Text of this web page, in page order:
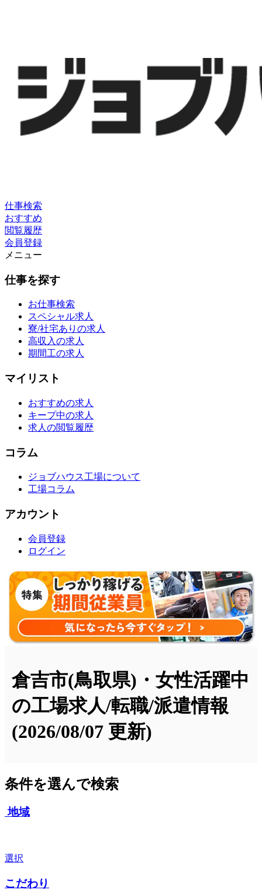
仕事検索
おすすめ
閲覧履歴
会員登録
メニュー
仕事を探す
お仕事検索
スペシャル求人
寮/社宅ありの求人
高収入の求人
期間工の求人
マイリスト
おすすめの求人
キープ中の求人
求人の閲覧履歴
コラム
ジョブハウス工場について
工場コラム
アカウント
会員登録
ログイン
倉吉市(鳥取県)・女性活躍中
の工場求人/転職/派遣情報
(2026/08/07 更新)
条件を選んで検索
地域
選択
こだわり